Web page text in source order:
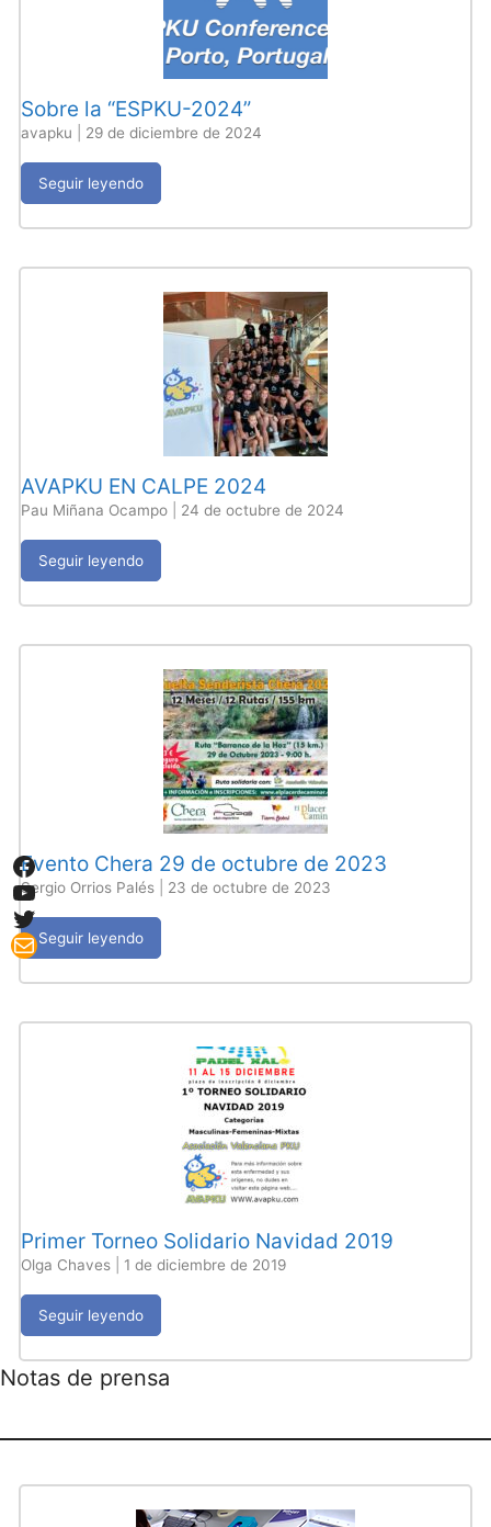
Facebook
YouTube
Twitter
Mail
Sobre la “ESPKU-2024”
avapku 29 de diciembre de 2024
Seguir leyendo
AVAPKU EN CALPE 2024
Pau Miñana Ocampo 24 de octubre de 2024
Seguir leyendo
Evento Chera 29 de octubre de 2023
Sergio Orrios Palés 23 de octubre de 2023
Seguir leyendo
Primer Torneo Solidario Navidad 2019
Olga Chaves 1 de diciembre de 2019
Seguir leyendo
Notas de prensa